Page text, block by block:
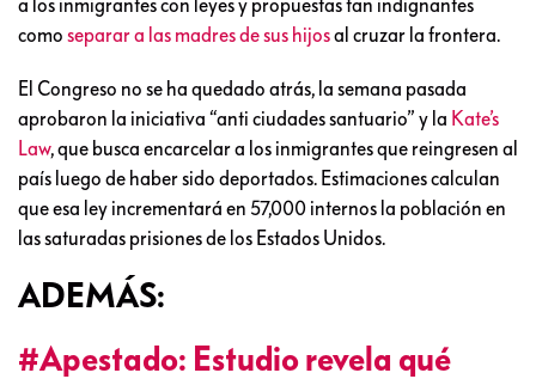
a los inmigrantes con leyes y propuestas tan indignantes
como separar a las madres de sus hijosal cruzar la frontera.
El Congreso no se ha quedado atrás, la semana pasada
aprobaron la iniciativa “anti ciudades santuario” y la Kate’s
Law, que busca encarcelar a los inmigrantes que reingresen al
país luego de haber sido deportados. Estimaciones calculan
que esa ley incrementará en 57,000 internos la población en
las saturadas prisiones de los Estados Unidos.
ADEMÁS:
#Apestado: Estudio revela qué